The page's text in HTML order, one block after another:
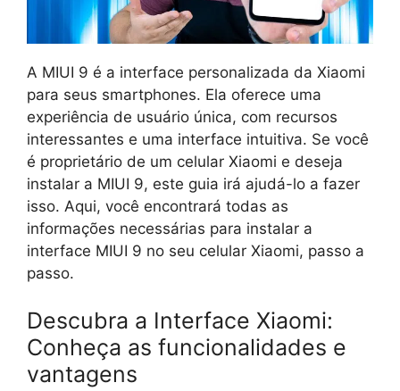
A MIUI 9 é a interface personalizada da Xiaomi
para seus smartphones. Ela oferece uma
experiência de usuário única, com recursos
interessantes e uma interface intuitiva. Se você
é proprietário de um celular Xiaomi e deseja
instalar a MIUI 9, este guia irá ajudá-lo a fazer
isso. Aqui, você encontrará todas as
informações necessárias para instalar a
interface MIUI 9 no seu celular Xiaomi, passo a
passo.
Descubra a Interface Xiaomi:
Conheça as funcionalidades e
vantagens